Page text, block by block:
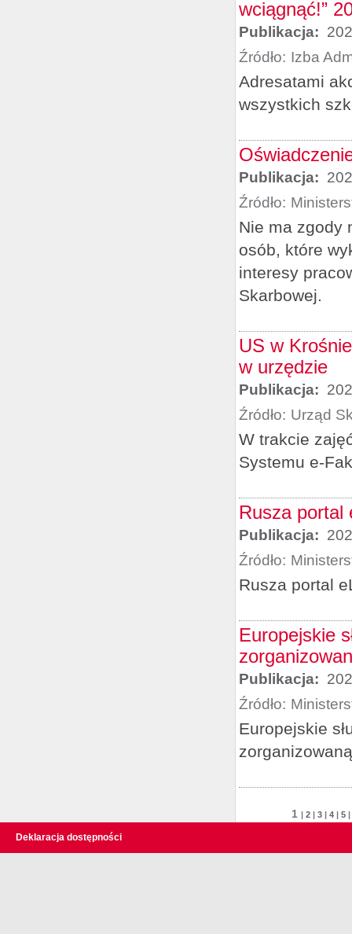
wciągnąć!”
Publikacja:
Źródło: Izba
Adresatami
wszystkich
Publikacja:
Źródło:
Nie ma zgody
osób, które
interesy
Skarbowej.
US w
w urzędzie
Publikacja:
Źródło: Urząd
W trakcie
Systemu e-
Rusza portal
Publikacja:
Źródło:
Rusza portal
Europejskie
Publikacja:
Źródło:
Europejskie
zorganizowaną
1 | 2 | 3 | 4 | 5 |
Deklaracja dostępności